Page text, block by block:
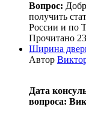
Вопрос:
получить
России и по
Прочитано
Ширина
Автор
Дата
вопроса: